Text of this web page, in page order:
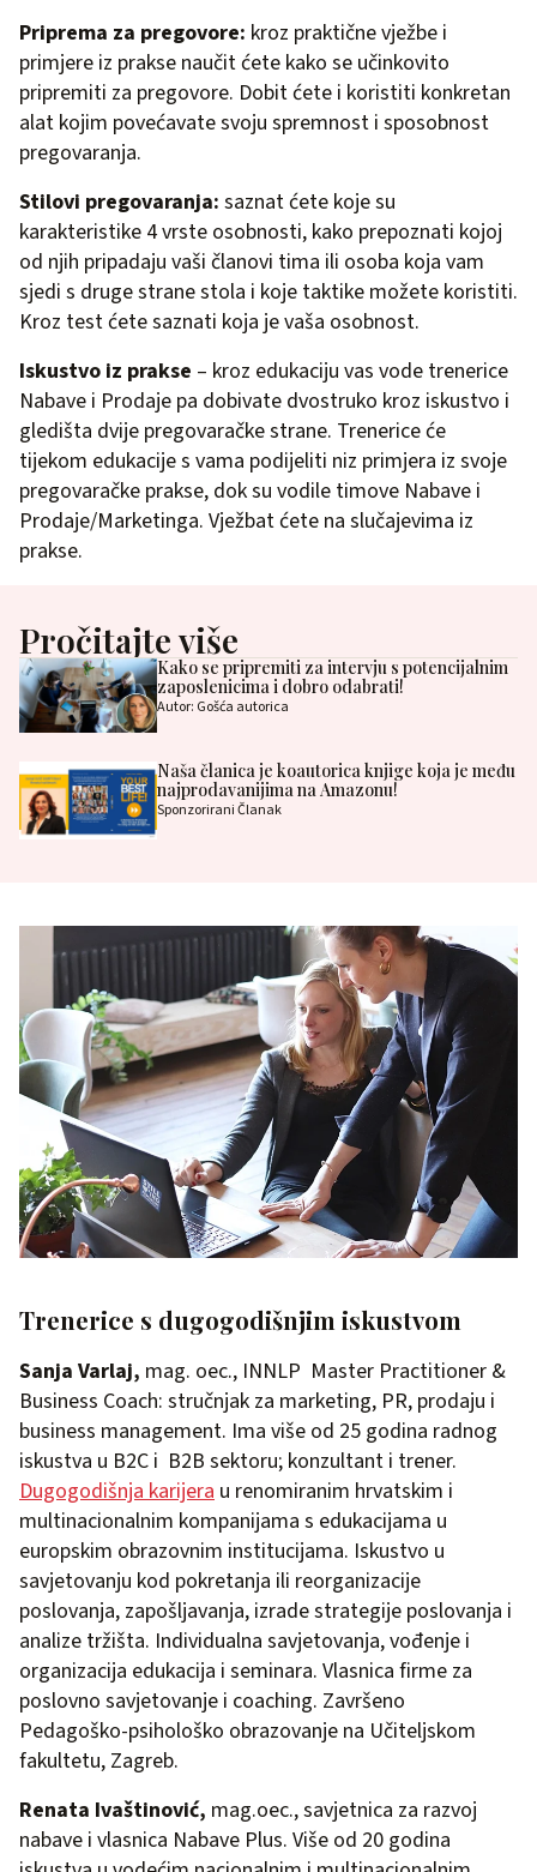
Priprema za pregovore: kroz praktične vježbe i
primjere iz prakse naučit ćete kako se učinkovito
pripremiti za pregovore. Dobit ćete i koristiti konkretan
alat kojim povećavate svoju spremnost i sposobnost
pregovaranja.
Stilovi pregovaranja: saznat ćete koje su
karakteristike 4 vrste osobnosti, kako prepoznati kojoj
od njih pripadaju vaši članovi tima ili osoba koja vam
sjedi s druge strane stola i koje taktike možete koristiti.
Kroz test ćete saznati koja je vaša osobnost.
Iskustvo iz prakse – kroz edukaciju vas vode trenerice
Nabave i Prodaje pa dobivate dvostruko kroz iskustvo i
gledišta dvije pregovaračke strane. Trenerice će
tijekom edukacije s vama podijeliti niz primjera iz svoje
pregovaračke prakse, dok su vodile timove Nabave i
Prodaje/Marketinga. Vježbat ćete na slučajevima iz
prakse.
Pročitajte više
Kako se pripremiti za intervju s potencijalnim
zaposlenicima i dobro odabrati!
Autor: Gošća autorica
Naša članica je koautorica knjige koja je među
najprodavanijima na Amazonu!
Sponzorirani Članak
Trenerice s dugogodišnjim iskustvom
Sanja Varlaj, mag. oec., INNLP Master Practitioner &
Business Coach: stručnjak za marketing, PR, prodaju i
business management. Ima više od 25 godina radnog
iskustva u B2C i B2B sektoru; konzultant i trener.
Dugogodišnja karijera u renomiranim hrvatskim i
multinacionalnim kompanijama s edukacijama u
europskim obrazovnim institucijama. Iskustvo u
savjetovanju kod pokretanja ili reorganizacije
poslovanja, zapošljavanja, izrade strategije poslovanja i
analize tržišta. Individualna savjetovanja, vođenje i
organizacija edukacija i seminara. Vlasnica firme za
poslovno savjetovanje i coaching. Završeno
Pedagoško-psihološko obrazovanje na Učiteljskom
fakultetu, Zagreb.
Renata Ivaštinović, mag.oec., savjetnica za razvoj
nabave i vlasnica Nabave Plus. Više od 20 godina